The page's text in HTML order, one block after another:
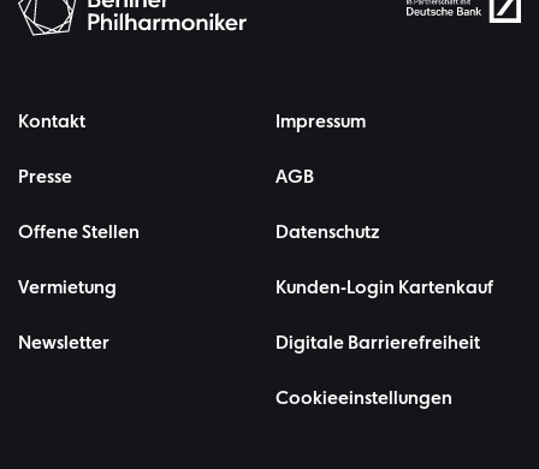
Kontakt
Presse
Offene Stellen
Vermietung
Newsletter
Impressum
AGB
Datenschutz
Kunden-Login Kartenkauf
Digitale Barrierefreiheit
Cookieeinstellungen